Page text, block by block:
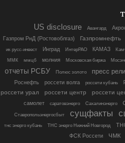
US disclosure Авангард
Газпром РнД (Ростовоблгаз) Газпромнефть
ик русс-инвест
Инград ИнтерРАО КАМАЗ
ММК ммцб молния Московская биржа
отчеты РСБУ Полюс золото пресс
Роснефть россети волга россети кубань
россети урал россети центр россети
самолет
саратовэнерго Сахалинэнерго
Ставропольэнергосбыт сущфакты
тнс энерго кубань
ТНС энерго Нижний Новгород
ФСК Россети
ЧМК